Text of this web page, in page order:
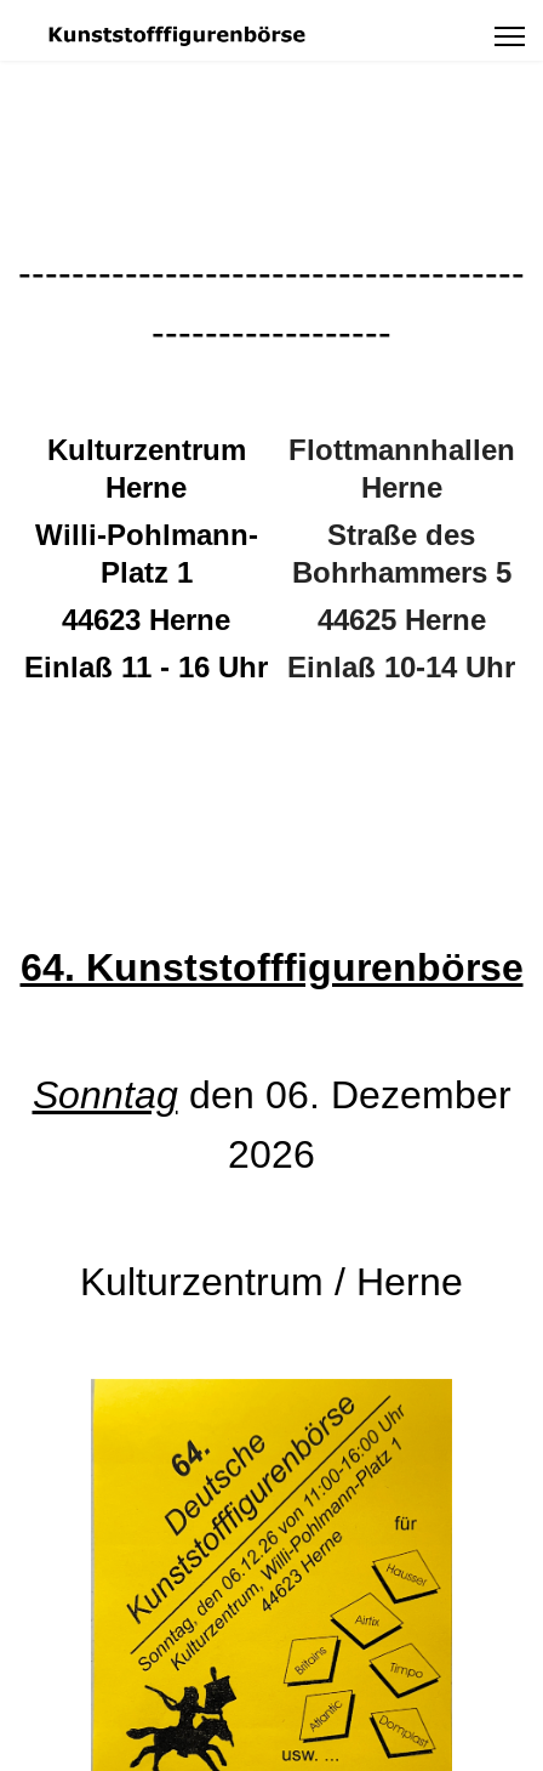
--------------------------------------
------------------
Kulturzentrum
Herne
Willi-Pohlmann-
Platz 1
44623 Herne
Einlaß 11 - 16 Uhr
Flottmannhallen
Herne
Straße des
Bohrhammers 5
44625 Herne
Einlaß 10-14 Uhr
64. Kunststofffigurenbörse
Sonntagden 06. Dezember
2026
Kulturzentrum / Herne